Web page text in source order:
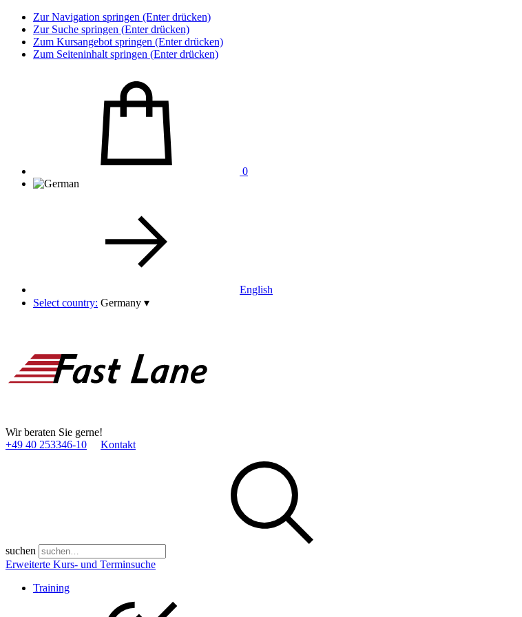
Zur Navigation springen (Enter drücken)
Zur Suche springen (Enter drücken)
Zum Kursangebot springen (Enter drücken)
Zum Seiteninhalt springen (Enter drücken)
0
English
Select country: Germany ▾
Wir beraten Sie gerne!
+49 40 253346­-10
Kontakt
suchen
Erweiterte Kurs- und Terminsuche
Training